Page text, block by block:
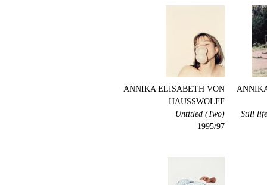
Still
ANNIKA ELISABETH VON
HAUSSWOLFF
Untitled (Two)
1995/97